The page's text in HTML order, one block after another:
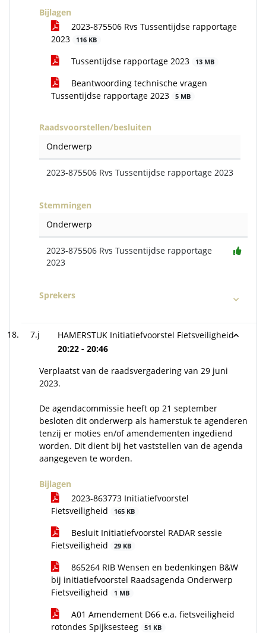
Bijlagen
2023-875506 Rvs Tussentijdse rapportage
2023
116 KB
Tussentijdse rapportage 2023 13 MB
Beantwoording technische vragen
Tussentijdse rapportage 2023
5 MB
Raadsvoorstellen/besluiten
Onderwerp
2023-875506 Rvs Tussentijdse rapportage 2023
Stemmingen
Onderwerp
2023-875506 Rvs Tussentijdse rapportage
2023
Sprekers
7.j
HAMERSTUK Initiatiefvoorstel Fietsveiligheid
20:22 - 20:46
Verplaatst van de raadsvergadering van 29 juni
2023.
De agendacommissie heeft op 21 september
besloten dit onderwerp als hamerstuk te agenderen
tenzij er moties en/of amendementen ingediend
worden. Dit dient bij het vaststellen van de agenda
aangegeven te worden.
Bijlagen
2023-863773 Initiatiefvoorstel
Fietsveiligheid
165 KB
Besluit Initiatiefvoorstel RADAR sessie
Fietsveiligheid
29 KB
865264 RIB Wensen en bedenkingen B&W
bij initiatiefvoorstel Raadsagenda Onderwerp
Fietsveiligheid
1 MB
A01 Amendement D66 e.a. fietsveiligheid
rotondes Spijksesteeg
51 KB